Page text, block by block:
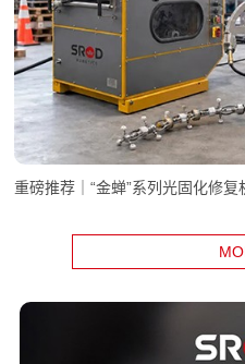
重磅推荐｜“金蝉”系列光固化修